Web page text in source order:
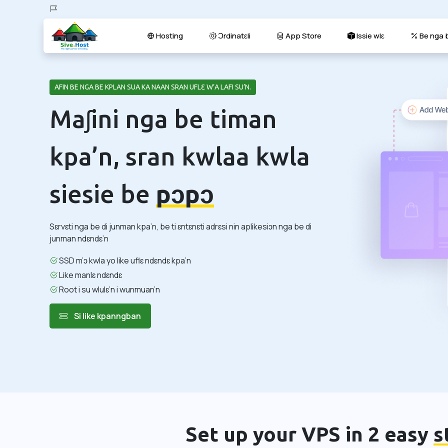
Hosting Ɔrdinatɛli App Store Issie wlɛ Be nga
AFIN BE NGA BE KPLAN SUA KA NAAN SRAN UFLƐ W’A LAFI SU’N.
Maʃini nga be timan
kpa’n, sran kwlaa kwla
siesie be pɔpɔ
Sɛrvɛti nga be di junman kpa’n, be ti ɛntɛnɛti adrɛsi nin aplikesiɔn nga be di
junman ndɛndɛ’n
SSD m’ɔ kwla yo like uflɛ ndɛndɛ kpa’n
Like manlɛ ndɛndɛ
Root i su wlulɛ’n i wunmuan’n
Si like kpanngban
Set up your VPS in 2 easy